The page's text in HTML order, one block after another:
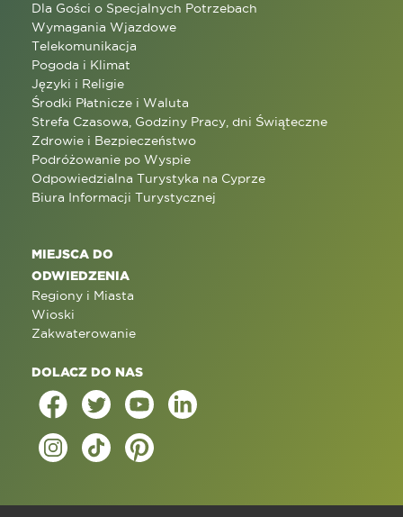
Dla Gości o Specjalnych Potrzebach
Wymagania Wjazdowe
Telekomunikacja
Pogoda i Klimat
Języki i Religie
Środki Płatnicze i Waluta
Strefa Czasowa, Godziny Pracy, dni Świąteczne
Zdrowie i Bezpieczeństwo
Podróżowanie po Wyspie
Odpowiedzialna Turystyka na Cyprze
Biura Informacji Turystycznej
MIEJSCA DO
ODWIEDZENIA
Regiony i Miasta
Wioski
Zakwaterowanie
DOLACZ DO NAS